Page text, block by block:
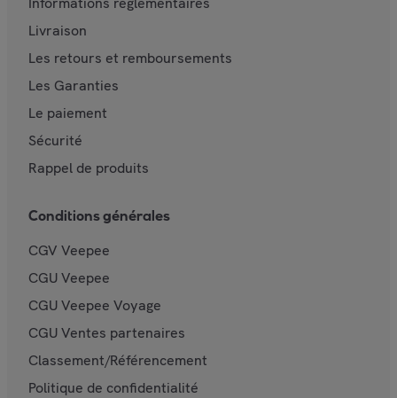
Livraison
Les retours et remboursements
Les Garanties
Le paiement
Sécurité
Rappel de produits
Conditions générales
CGV Veepee
CGU Veepee
CGU Veepee Voyage
CGU Ventes partenaires
Classement/Référencement
Politique de confidentialité